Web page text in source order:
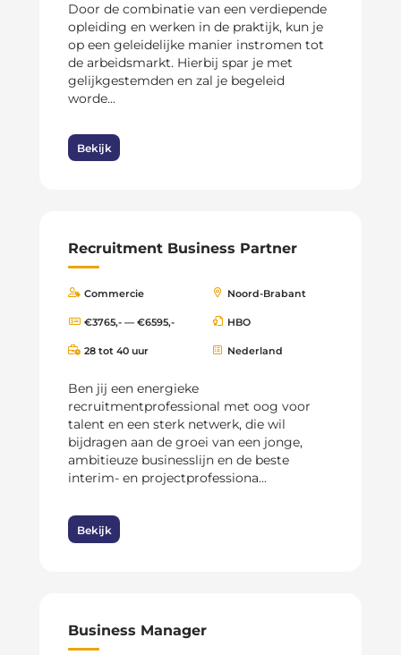
Door de combinatie van een verdiepende
opleiding en werken in de praktijk, kun je
op een geleidelijke manier instromen tot
de arbeidsmarkt. Hierbij spar je met
gelijkgestemden en zal je begeleid
worde...
Bekijk
Recruitment Business Partner
Commercie Noord-Brabant
€3765,- — €6595,- HBO
28 tot 40 uur Nederland
Ben jij een energieke
recruitmentprofessional met oog voor
talent en een sterk netwerk, die wil
bijdragen aan de groei van een jonge,
ambitieuze businesslijn en de beste
interim- en projectprofessiona...
Bekijk
Business Manager